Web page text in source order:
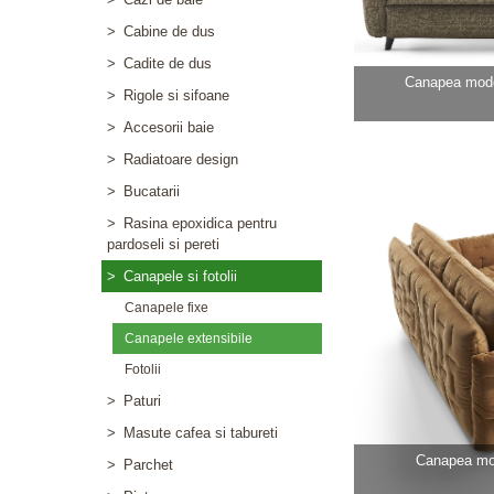
> Cabine de dus
> Cadite de dus
>
Rigole si sifoane
> Accesorii baie
>
Radiatoare design
>
Bucatarii
>
Rasina epoxidica pentru
pardoseli si pereti
> Canapele si fotolii
Canapele fixe
Canapele extensibile
Fotolii
>
Paturi
>
Masute cafea si tabureti
>
Parchet
Canapea
Canapea